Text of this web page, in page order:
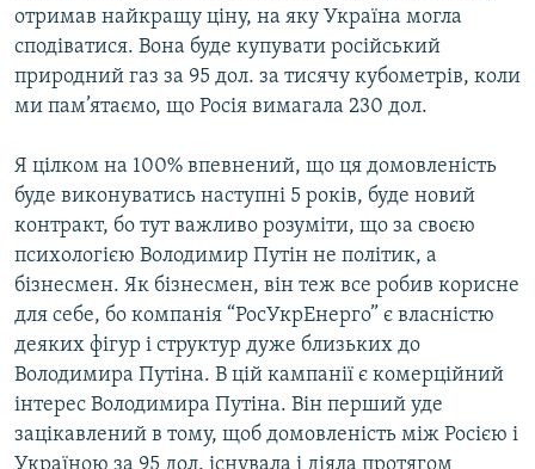
отримав найкращу ціну, на яку Україна могла
сподіватися. Вона буде купувати російський
природний газ за 95 дол. за тисячу кубометрів, коли
ми пам’ятаємо, що Росія вимагала 230 дол.
Я цілком на 100% впевнений, що ця домовленість
буде виконуватись наступні 5 років, буде новий
контракт, бо тут важливо розуміти, що за своєю
психологією Володимир Путін не політик, а
бізнесмен. Як бізнесмен, він теж все робив корисне
для себе, бо компанія “РосУкрЕнерго” є власністю
деяких фігур і структур дуже близьких до
Володимира Путіна. В цій кампанії є комерційний
інтерес Володимира Путіна. Він перший уде
зацікавлений в тому, щоб домовленість між Росією і